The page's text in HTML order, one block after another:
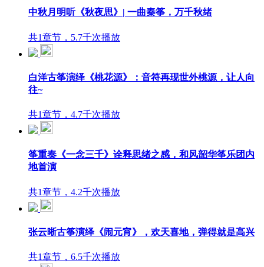
中秋月明听《秋夜思》| 一曲秦筝，万千秋绪
共1章节，5.7千次播放
白洋古筝演绎《桃花源》：音符再现世外桃源，让人向
往~
共1章节，4.7千次播放
筝重奏《一念三千》诠释思绪之感，和风韶华筝乐团内
地首演
共1章节，4.2千次播放
张云晰古筝演绎《闹元宵》，欢天喜地，弹得就是高兴
共1章节，6.5千次播放